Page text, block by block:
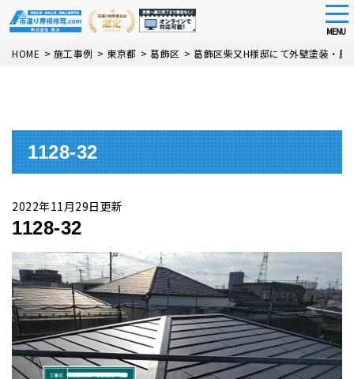
Skip
MENU
HOME > 施工事例 > 東京都 > 葛飾区 > 葛飾区柴又H様邸にて外壁塗装・屋
1128-32
2022年11月29日更新
1128-32